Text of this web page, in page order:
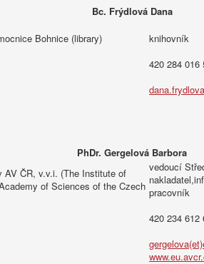
Bc. Frýdlová Dana
Bohnice (library)
knihovník
420 284 016
PhDr. Gergelová Barbora
AV ČR, v.v.i. (The Institute of
of Sciences of the Czech
vedoucí
pracovník
420 234 612